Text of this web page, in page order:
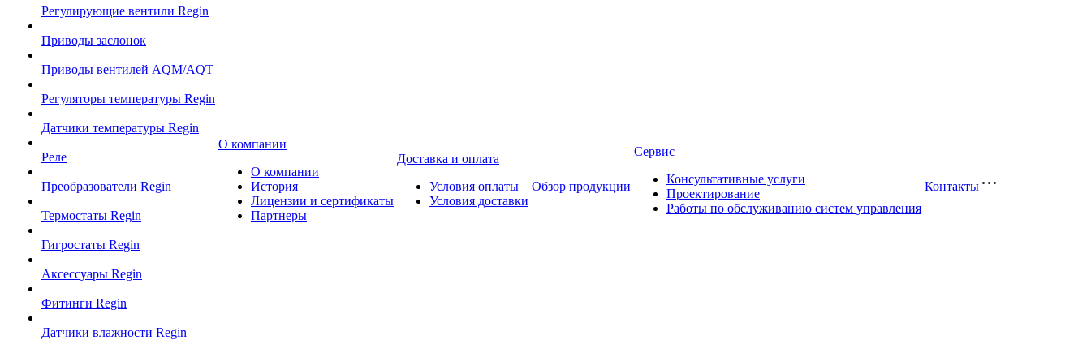
Регулирующие вентили Regin
Приводы заслонок
Приводы вентилей AQM/AQT
Регуляторы температуры Regin
Датчики температуры Regin
Реле
Преобразователи Regin
Термостаты Regin
Гигростаты Regin
Аксессуары Regin
Фитинги Regin
Датчики влажности Regin
О компании
О компании
История
Лицензии и сертификаты
Партнеры
Доставка и оплата
Условия оплаты
Условия доставки
Обзор продукции
Сервис
Консультативные услуги
Проектирование
Работы по обслуживанию систем управления
Контакты